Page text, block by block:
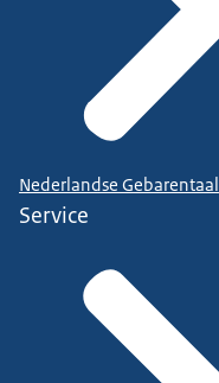
Nederlandse Gebarentaal
Service